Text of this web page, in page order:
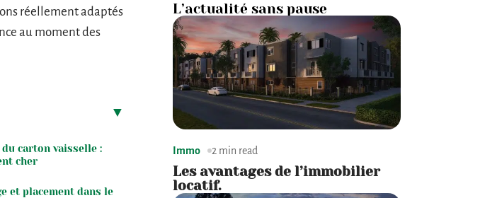
réellement adaptés
au moment des
carton vaisselle :
cher
et placement dans le
L’actualité sans pause
Immo 2 min read
Les avantages de l’immobilier
locatif.